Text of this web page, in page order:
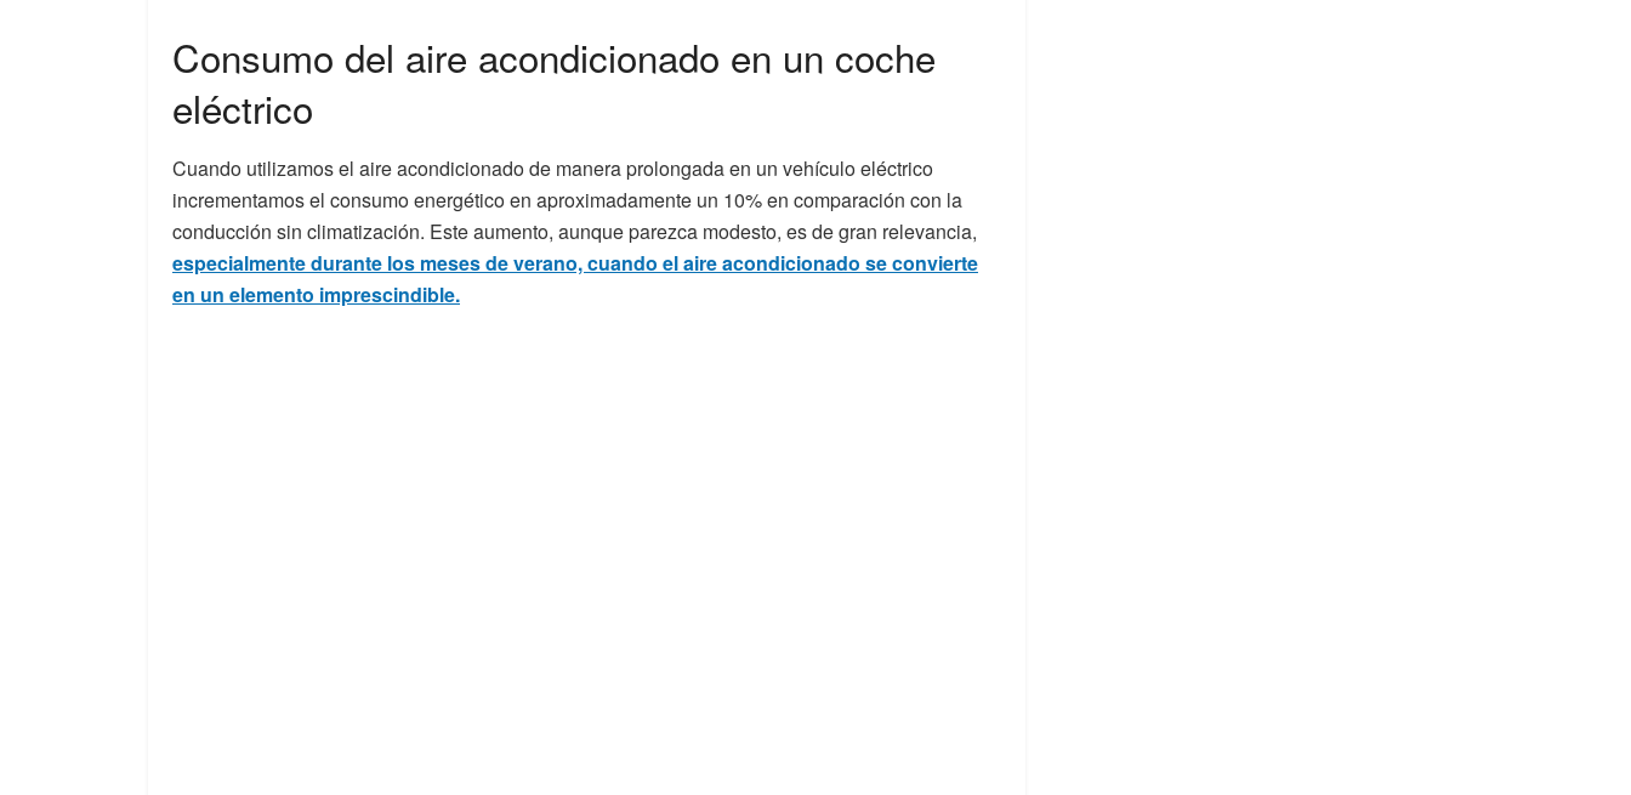
Consumo del aire acondicionado en un coche
eléctrico
Cuando utilizamos el aire acondicionado de manera prolongada en un vehículo eléctrico
incrementamos el consumo energético en aproximadamente un 10% en comparación con la
conducción sin climatización. Este aumento, aunque parezca modesto, es de gran relevancia,
especialmente durante los meses de verano, cuando el aire acondicionado se convierte
en un elemento imprescindible.